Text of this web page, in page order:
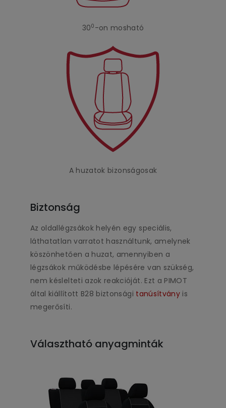
300 -on mosható
A huzatok bizonságosak
Biztonság
Az oldallégzsákok helyén egy speciális,
láthatatlan varratot használtunk, amelynek
köszönhetően a huzat, amennyiben a
légzsákok működésbe lépésére van szükség,
nem késlelteti azok reakcióját. Ezt a PIMOT
által kiállított B28 biztonsági tanúsítvány is
megerősíti.
Választható anyagminták